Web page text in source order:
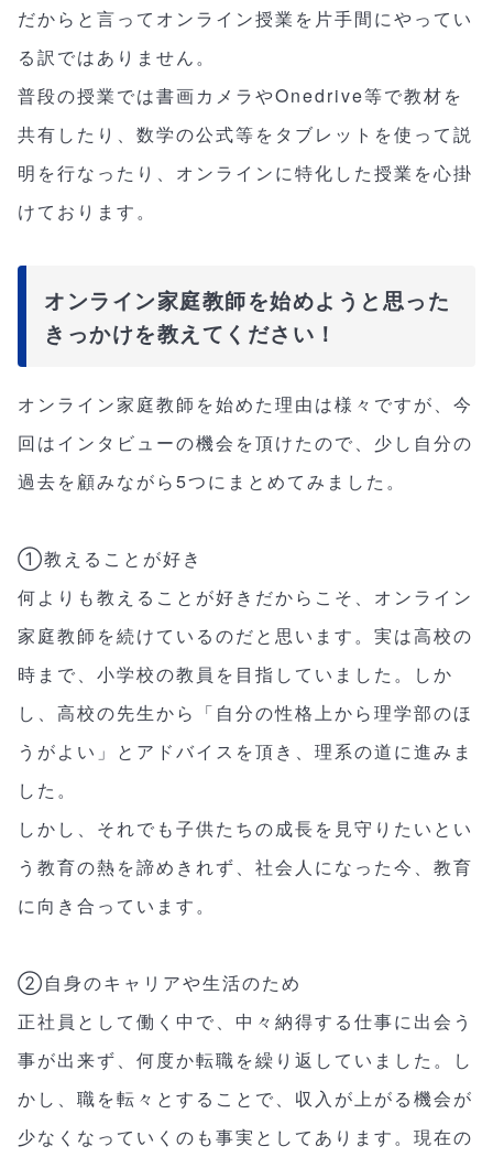
だからと言ってオンライン授業を片手間にやってい
る訳ではありません。
普段の授業では書画カメラやOnedrive等で教材を
共有したり、数学の公式等をタブレットを使って説
明を行なったり、オンラインに特化した授業を心掛
けております。
オンライン家庭教師を始めようと思った
きっかけを教えてください！
オンライン家庭教師を始めた理由は様々ですが、今
回はインタビューの機会を頂けたので、少し自分の
過去を顧みながら5つにまとめてみました。
①教えることが好き
何よりも教えることが好きだからこそ、オンライン
家庭教師を続けているのだと思います。実は高校の
時まで、小学校の教員を目指していました。しか
し、高校の先生から「自分の性格上から理学部のほ
うがよい」とアドバイスを頂き、理系の道に進みま
した。
しかし、それでも子供たちの成長を見守りたいとい
う教育の熱を諦めきれず、社会人になった今、教育
に向き合っています。
②自身のキャリアや生活のため
正社員として働く中で、中々納得する仕事に出会う
事が出来ず、何度か転職を繰り返していました。し
かし、職を転々とすることで、収入が上がる機会が
少なくなっていくのも事実としてあります。現在の